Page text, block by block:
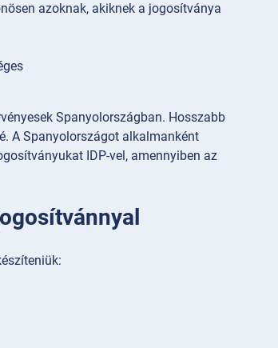
azoknak, akiknek a jogosítványa
Spanyolországban. Hosszabb
A Spanyolországot alkalmanként
IDP-vel, amennyiben az